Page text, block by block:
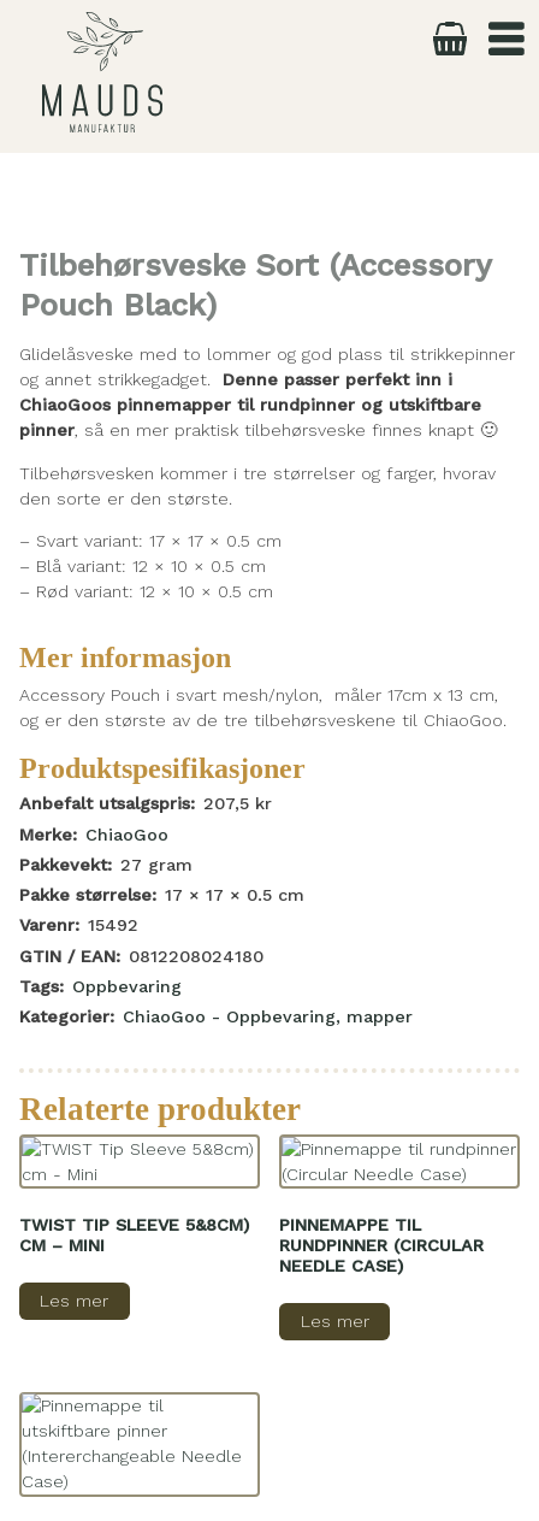
Tilbehørsveske Sort (Accessory
Pouch Black)
Glidelåsveske med to lommer og god plass til strikkepinner
og annet strikkegadget. Denne passer perfekt inn i
ChiaoGoos pinnemapper til rundpinner og utskiftbare
pinner , så en mer praktisk tilbehørsveske finnes knapt 🙂
Tilbehørsvesken kommer i tre størrelser og farger, hvorav
den sorte er den største.
– Svart variant: 17 × 17 × 0.5 cm
– Blå variant: 12 × 10 × 0.5 cm
– Rød variant: 12 × 10 × 0.5 cm
Mer informasjon
Accessory Pouch i svart mesh/nylon, måler 17cm x 13 cm,
og er den største av de tre tilbehørsveskene til ChiaoGoo.
Produktspesifikasjoner
Anbefalt utsalgspris: 207,5 kr
Merke: ChiaoGoo
Pakkevekt: 27 gram
Pakke størrelse: 17 × 17 × 0.5 cm
Varenr: 15492
GTIN / EAN: 0812208024180
Tags: Oppbevaring
Kategorier: ChiaoGoo - Oppbevaring, mapper
Relaterte produkter
TWIST TIP SLEEVE 5&8CM)
CM – MINI
Les mer
PINNEMAPPE TIL
RUNDPINNER (CIRCULAR
NEEDLE CASE)
Les mer